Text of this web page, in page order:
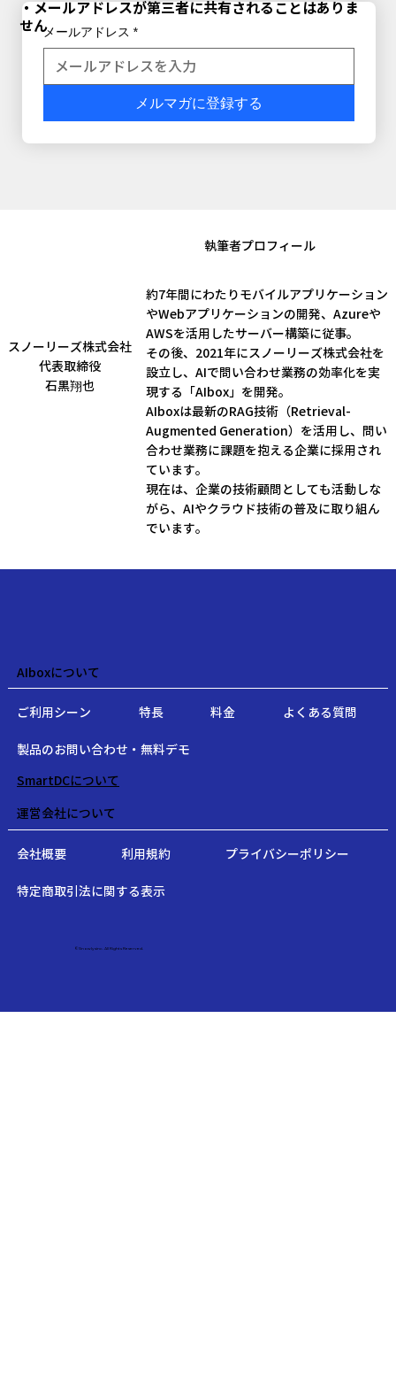
メールアドレス *
メルマガに登録する
・メールアドレスが第三者に共有されることはありま
せん
スノーリーズ株式会社​
代表取締役
石黒翔也
​執筆者プロフィール
約7年間にわたりモバイルアプリケーション
やWebアプリケーションの開発、Azureや
AWSを活用したサーバー構築に従事。
その後、2021年にスノーリーズ株式会社を
設立し、AIで問い合わせ業務の効率化を実
現する「AIbox」を開発。
AIboxは最新のRAG技術（Retrieval-
Augmented Generation）を活用し、問い
合わせ業務に課題を抱える企業に採用され
ています。
現在は、企業の技術顧問としても活動しな
がら、AIやクラウド技術の普及に取り組ん
でいます。
AIboxについて
SmartDCについて
運営会社について
会社概要 利用規約 プライバシーポリシー
特定商取引法に関する表示
ご利用シーン 特長 料金 よくある質問
製品のお問い合わせ・無料デモ
©Snowlysinc. All Rights Reserved.